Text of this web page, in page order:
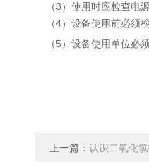
（3）使用时应检查电
（4）设备使用前必须
（5）设备使用单位必
上一篇： 认识二氧化